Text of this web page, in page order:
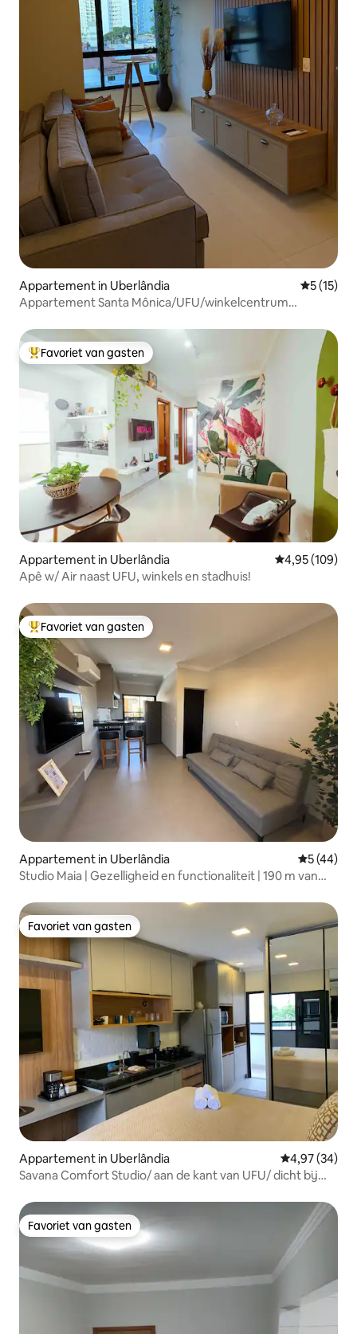
Appartement in Uberlândia
5 (15)
Appartement Santa Mônica/UFU/winkelcentrum
Topfavoriet van gasten
Favoriet van gasten
Appartement in Uberlândia Gemiddelde
4,95 (109)
Apê w/ Air naast UFU, winkels en stadhuis!
Topfavoriet van gasten
Favoriet van gasten
Appartement in Uberlândia
5 (44)
Studio Maia | Gezelligheid en functionaliteit | 190 m van
Favoriet van gasten
Favoriet van gasten
Appartement in Uberlândia Gemiddelde
4,97 (34)
Savana Comfort Studio/ aan de kant van UFU/ dicht bij
Favoriet van gasten
Favoriet van gasten